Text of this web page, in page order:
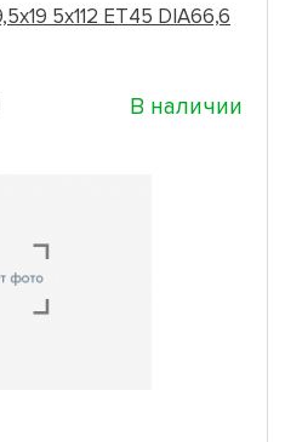
5x112 ET45 DIA66,6
В наличии